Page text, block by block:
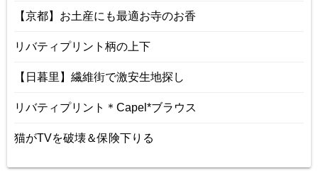
【京都】お土産にも最適お寺のお香
リバティプリント柄の上下
【日暮里】繊維街で激安生地探し
リバティプリント＊Capel*ブラウス
猫がTVを破壊＆保険下りる